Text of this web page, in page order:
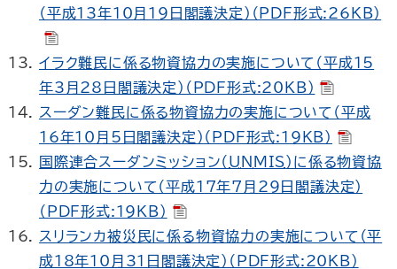
（平成13年10月19日閣議決定）（PDF形式:26KB）
イラク難民に係る物資協力の実施について（平成15
年3月28日閣議決定）（PDF形式:20KB）
スーダン難民に係る物資協力の実施について（平成
16年10月5日閣議決定）（PDF形式:19KB）
国際連合スーダンミッション（ UNMIS）に係る物資協
力の実施について（平成17年7月29日閣議決定）
（PDF形式:19KB）
スリランカ被災民に係る物資協力の実施について（平
成18年10月31日閣議決定）（PDF形式:20KB）